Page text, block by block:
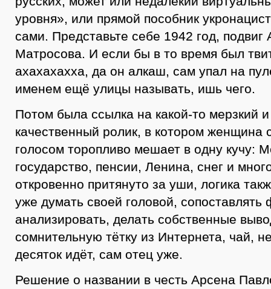
уровня», или прямой пособник
сами. Представьте себе 1942 год, подвиг
Матросова. И если бы в то время был
ахахахахха, да он алкаш, сам упал на
именем ещё улицы называть, ишь чего.
Потом была ссылка на какой-то мерзкий
качественный ролик, в котором женщина
голосом торопливо мешает в одну кучу:
государство, пенсии, Ленина, снег и
откровенно притянуто за уши, логика
уже думать своей головой, сопоставлять
анализировать, делать собственные
сомнительную тётку из Интернета, чай,
десяток идёт, сам отец уже.
Решение о названии в честь Арсена